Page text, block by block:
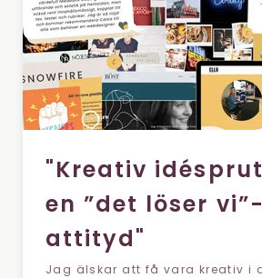
"Kreativ
en ”det löser vi”-
attityd"
Jag älskar att få vara kreativ i